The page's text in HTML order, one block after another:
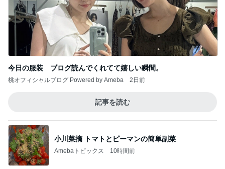
今日の服装 ブログ読んでくれてて嬉しい瞬間。
桃オフィシャルブログ Powered by Ameba 2日前
記事を読む
小川菜摘 トマトとピーマンの簡単副菜
Amebaトピックス 10時間前